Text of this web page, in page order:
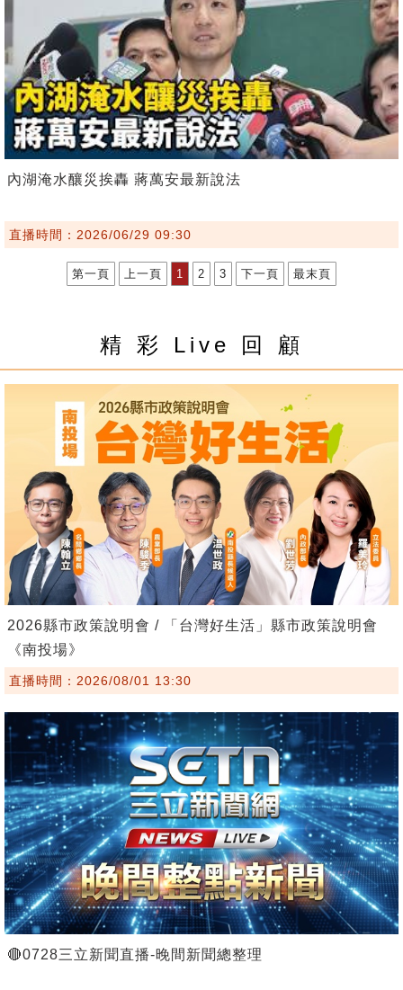
內湖淹水釀災挨轟 蔣萬安最新說法
直播時間：2026/06/29 09:30
第一頁 上一頁 1 2 3 下一頁 最末頁
精 彩 Live 回 顧
2026縣市政策說明會 / 「台灣好生活」縣市政策說明會
《南投場》
直播時間：2026/08/01 13:30
🔴0728三立新聞直播-晚間新聞總整理